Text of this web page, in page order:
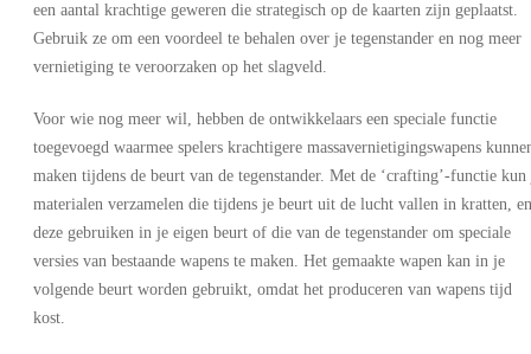
een aantal krachtige geweren die strategisch op de kaarten zijn geplaatst.
Gebruik ze om een voordeel te behalen over je tegenstander en nog meer
vernietiging te veroorzaken op het slagveld.
Voor wie nog meer wil, hebben de ontwikkelaars een speciale functie
toegevoegd waarmee spelers krachtigere massavernietigingswapens
maken tijdens de beurt van de tegenstander. Met de ‘crafting’-functie kun
materialen verzamelen die tijdens je beurt uit de lucht vallen in kratten, en
deze gebruiken in je eigen beurt of die van de tegenstander om speciale
versies van bestaande wapens te maken. Het gemaakte wapen kan in je
volgende beurt worden gebruikt, omdat het produceren van wapens tijd
kost.